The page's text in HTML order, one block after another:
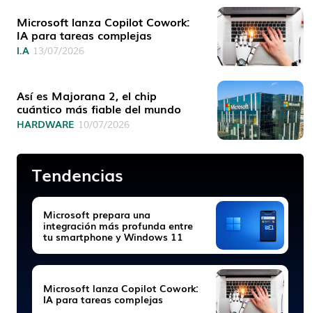
Microsoft lanza Copilot Cowork:
IA para tareas complejas
I.A 13/07/2026
Así es Majorana 2, el chip
cuántico más fiable del mundo
HARDWARE 10/07/2026
Tendencias
Microsoft prepara una
integración más profunda entre
tu smartphone y Windows 11
Microsoft lanza Copilot Cowork:
IA para tareas complejas